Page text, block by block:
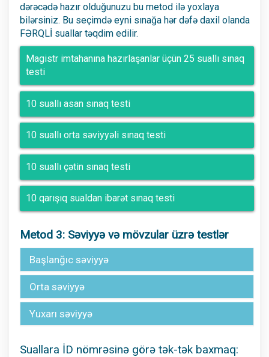
dərəcədə hazır olduğunuzu bu metod ilə yoxlaya
bilərsiniz. Bu seçimdə eyni sınağa hər dəfə daxil olanda
FƏRQLİ suallar təqdim edilir.
Magistr imtahanına hazırlaşanlar üçün 25 suallı sınaq
testi
10 suallı asan sınaq testi
10 suallı orta səviyyəli sınaq testi
10 suallı çətin sınaq testi
10 qarışıq sualdan ibarət sınaq testi
Metod 3: Səviyyə və mövzular üzrə testlər
Başlanğıc səviyyə
Orta səviyyə
Yuxarı səviyyə
Suallara İD nömrəsinə görə tək-tək baxmaq: